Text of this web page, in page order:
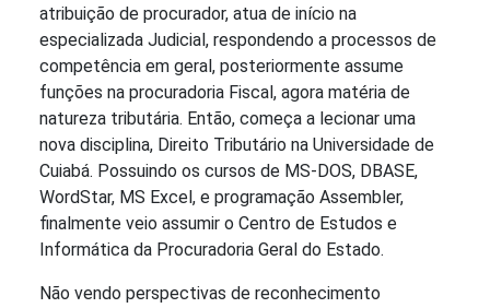
atribuição de procurador, atua de início na
especializada Judicial, respondendo a processos de
competência em geral, posteriormente assume
funções na procuradoria Fiscal, agora matéria de
natureza tributária. Então, começa a lecionar uma
nova disciplina, Direito Tributário na Universidade de
Cuiabá. Possuindo os cursos de MS-DOS, DBASE,
WordStar, MS Excel, e programação Assembler,
finalmente veio assumir o Centro de Estudos e
Informática da Procuradoria Geral do Estado.
Não vendo perspectivas de reconhecimento